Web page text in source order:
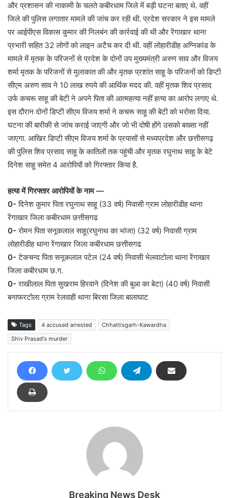
और प्रशासन की नाकामी के चलते कबीरधाम जिले में बड़ी घटना बताए थे. वहीं
जिले की पुलिस लगातार मामले की जांच कर रही थी. प्रदेश सरकार ने इस मामले
पर आईपीएस विकास कुमार की निलबंन की कार्रवाई की थी और रेंगाखार थाना
प्रभारी सहित 32 लोगों को लाइन अटैच कर दी थी. वहीं लोहारीडीह अग्निकांड के
मामले में मृतक के परिजनों से प्रदेश के दोनों उप मुख्यमंत्री अरुण साव और विजय
शर्मा मृतक के परिजनों से मुलाकात की और मृतक प्रशांत साहू के परिजनों को डिप्टी
सीएम अरुण साव ने 10 लाख रुपये की आर्थिक मदद की. वहीं मृतक शिव प्रसाद
उर्फ कचरू साहू की बेटी ने अपने पिता की आत्महत्या नहीं हत्या का आरोप लगाए थे.
इस दौरान दोनों डिप्टी सीएम विजय शर्मा ने कचरू साहू की बेटी को भरोसा दिया.
घटना की बारीकी से जांच कराई जाएगी और जो भी दोषी होंगे उसको बख्सा नहीं
जाएगा. आखिर डिप्टी सीएम विजय शर्मा के प्रयासों से मध्यप्रदेश और छत्तीसगढ़
की पुलिस शिव प्रसाद साहू के कातिलों तक पहुंची और मृतक रघुनाथ साहू के बेटे
दिनेश साहू समेत 4 आरोपियों को गिरफ्तार किया है.
हत्या में गिरफ्तार आरोपियों के नाम —
0-दिनेश कुमार पिता रघुनाथ साहू (33 वर्ष) निवासी ग्राम लोहारीडीह थाना
रेंगाखार जिला कबीरधाम छत्तीसगढ
0-रोमन पिता सनूकलाल साहू(रघुनाथ का भांजा) (32 वर्ष) निवासी ग्राम
लोहारीडीह थाना रेंगाखार जिला कबीरधाम छत्तीसगढ
0-टेकचन्द पिता सनूकलाल पटेल (24 वर्ष) निवासी भेलवाटोला थाना रेंगाखार
जिला कबीरधाम छ.ग.
0-राखीलाल पिता सुखराम हिरवाने (दिनेश की बुआ का बेटा) (40 वर्ष) निवासी
बनाफरटोला ग्राम रेलवाही थाना बिरसा जिला बालाघाट
Tags 4 accused arrested
Chhattisgarh-Kawardha
Shiv Prasad's murder
Breaking News Desk